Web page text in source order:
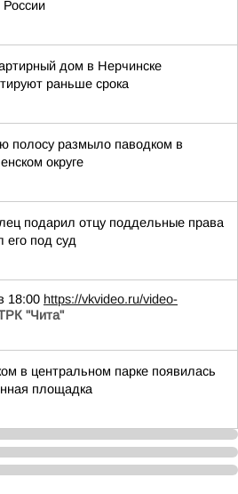
России
дом в Нерчинске
раньше срока
полосу размыло паводком в
округе
подарил отцу поддельные права
его под суд
18:00 https://vkvideo.ru/video-
"Чита"
в центральном парке появилась
площадка